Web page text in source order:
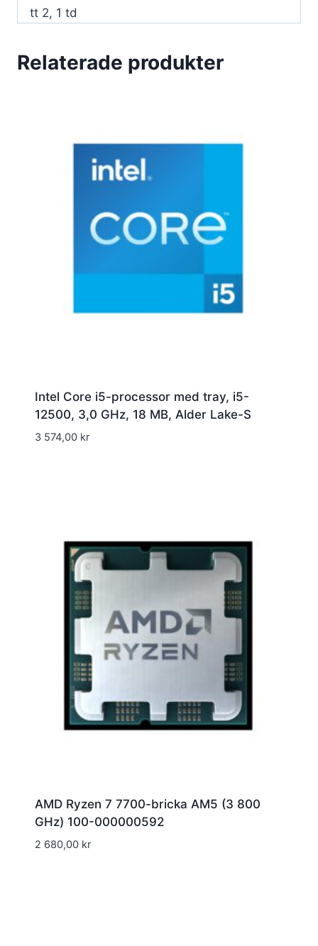
tt 2, 1 td
Relaterade produkter
Intel Core i5-processor med tray, i5-
12500, 3,0 GHz, 18 MB, Alder Lake-S
3 574,00 kr
AMD Ryzen 7 7700-bricka AM5 (3 800
GHz) 100-000000592
2 680,00 kr